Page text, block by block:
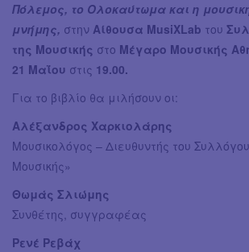
Πόλεμος, το Ολοκαύτωμα και η
μνήμης, στην Αίθουσα MusiXLab του
της Μουσικής στο Μέγαρο Μουσικής
21 Μαΐου στις 19.00.
Για το βιβλίο θα μιλήσουν οι:
Αλέξανδρος Χαρκιολάρης
Μουσικολόγος – Διευθυντής του
Μουσικής»
Θωμάς Σλιώμης
Συνθέτης, συγγραφέας
Ρενέ Ρεβάχ